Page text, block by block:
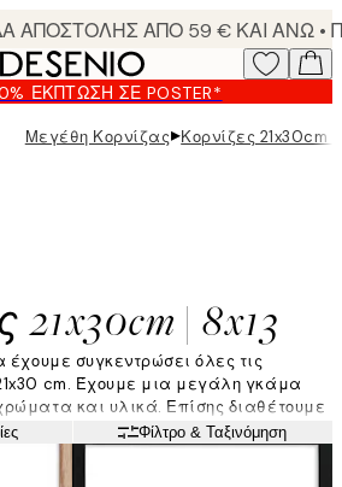
ΈΚΠΤΩΣΗ ΣΕ POSTER*
Μεγέθη Κορνίζας▸Κορνίζες 21x30cm |
| 8x13
έχουμε συγκεντρώσει όλες τις
cm. Έχουμε μια μεγάλη γκάμα
και υλικά. Επίσης διαθέτουμε
πασπαρτού με τις ίδιες διαστάσεις.
κορνίζες σε διαφορετικά μεγέθη και
ένα μοντέρνο gallery wall!
Φίλτρο & Ταξινόμηση